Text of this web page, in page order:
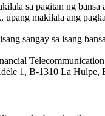
sa pagitan ng bansa
makilala ang
sangay sa isang
1, B-1310 La Hulpe,